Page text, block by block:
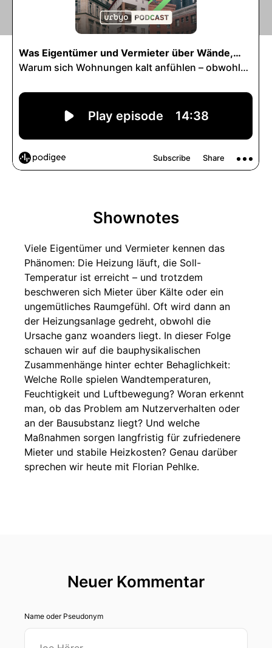
Shownotes
Viele Eigentümer und Vermieter kennen das
Phänomen: Die Heizung läuft, die Soll-
Temperatur ist erreicht – und trotzdem
beschweren sich Mieter über Kälte oder ein
ungemütliches Raumgefühl. Oft wird dann an
der Heizungsanlage gedreht, obwohl die
Ursache ganz woanders liegt. In dieser Folge
schauen wir auf die bauphysikalischen
Zusammenhänge hinter echter Behaglichkeit:
Welche Rolle spielen Wandtemperaturen,
Feuchtigkeit und Luftbewegung? Woran erkennt
man, ob das Problem am Nutzerverhalten oder
an der Bausubstanz liegt? Und welche
Maßnahmen sorgen langfristig für zufriedenere
Mieter und stabile Heizkosten? Genau darüber
sprechen wir heute mit Florian Pehlke.
Neuer Kommentar
Name oder Pseudonym